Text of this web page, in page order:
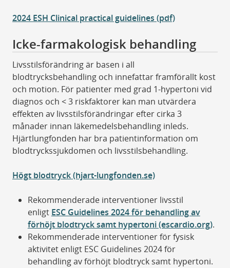
2024 ESH Clinical practical guidelines (pdf)
Icke-farmakologisk behandling
Livsstilsförändring är basen i all
blodtrycksbehandling och innefattar framförallt kost
och motion. För patienter med grad 1-hypertoni vid
diagnos och < 3 riskfaktorer kan man utvärdera
effekten av livsstilsförändringar efter cirka 3
månader innan läkemedelsbehandling inleds.
Hjärtlungfonden har bra patientinformation om
blodtryckssjukdomen och livsstilsbehandling.
Högt blodtryck (hjart-lungfonden.se)
Rekommenderade interventioner livsstil
enligt ESC Guidelines 2024 för behandling av
förhöjt blodtryck samt hypertoni (escardio.org).
Rekommenderade interventioner för fysisk
aktivitet enligt ESC Guidelines 2024 för
behandling av förhöjt blodtryck samt hypertoni.